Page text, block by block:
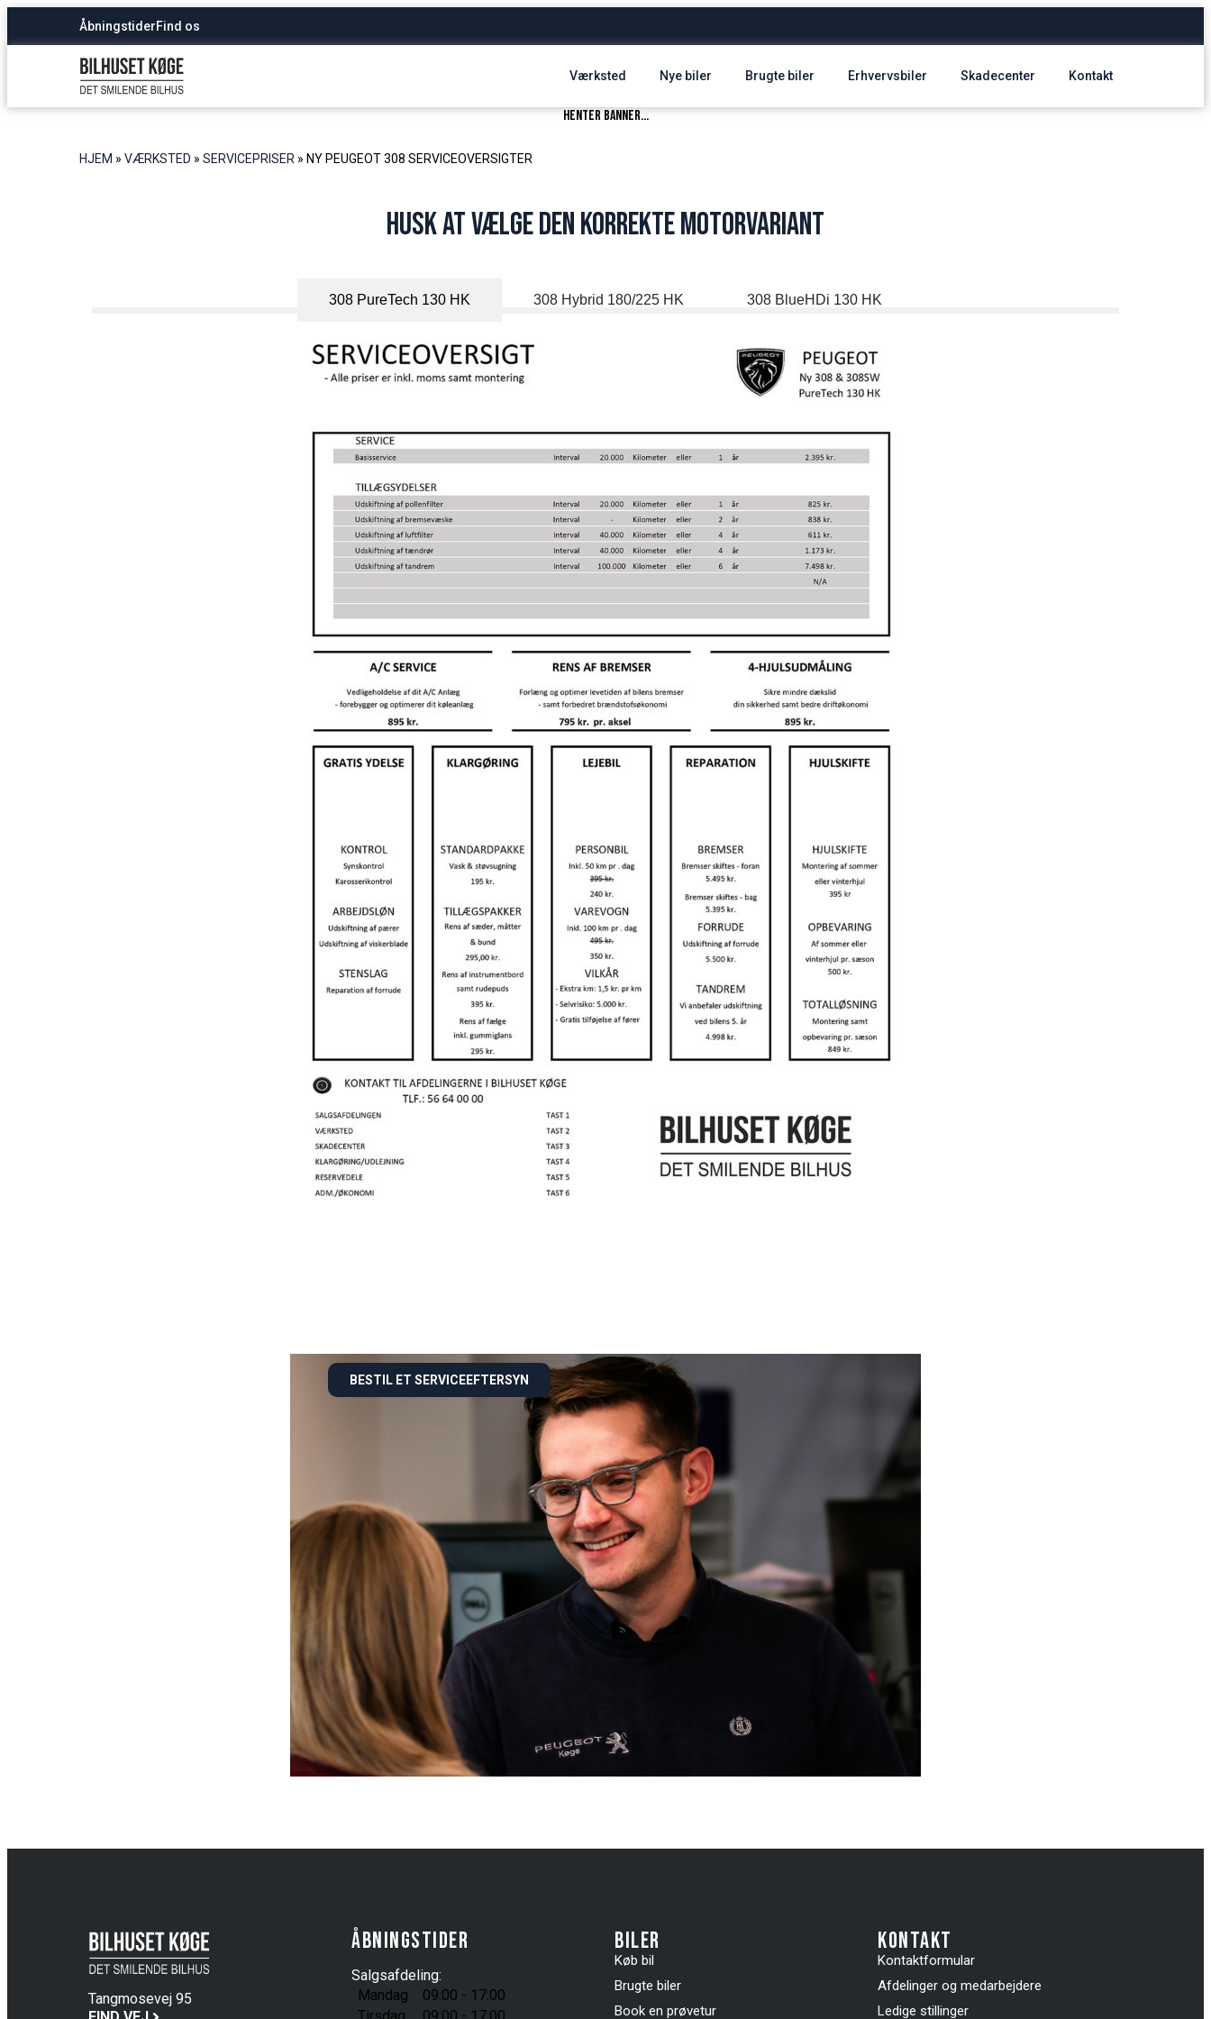
ÅbningstiderFind os
Værksted Nye biler Brugte biler Erhvervsbiler Skadecenter Kontakt
henter banner...
HJEM » VÆRKSTED » SERVICEPRISER » NY PEUGEOT 308 SERVICEOVERSIGTER
Husk at vælge den korrekte motorvariant
308 PureTech 130 HK 308 Hybrid 180/225 HK 308 BlueHDi 130 HK
BESTIL ET SERVICEEFTERSYN
Tangmosevej 95
Åbningstider
Salgsafdeling:
Mandag
09:00 - 17:00
Biler
Køb bil
Brugte biler
Book en prøvetur
kontakt
Kontaktformular
Afdelinger og medarbejdere
Ledige stillinger